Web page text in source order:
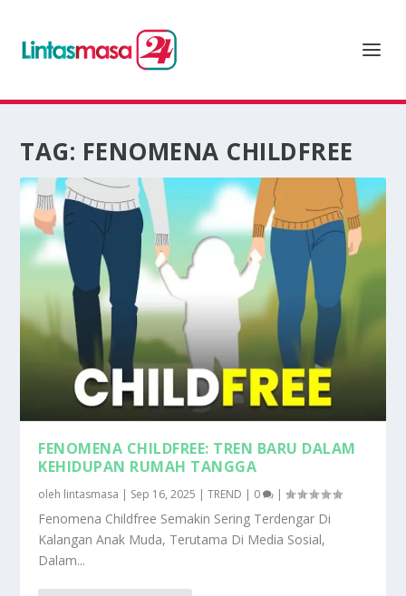
TAG: FENOMENA CHILDFREE
FENOMENA CHILDFREE: TREN BARU DALAM
KEHIDUPAN RUMAH TANGGA
oleh lintasmasa | Sep 16, 2025 |TREND | 0 |
Fenomena Childfree Semakin Sering Terdengar Di
Kalangan Anak Muda, Terutama Di Media Sosial,
Dalam...